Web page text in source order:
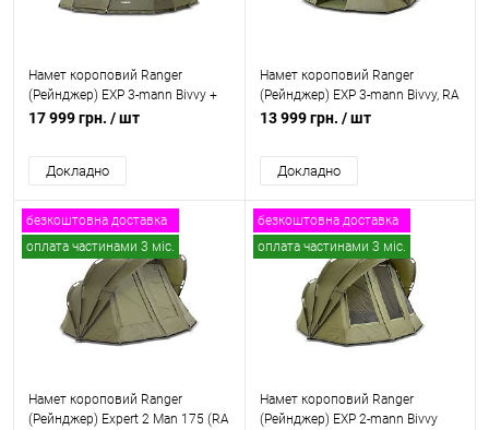
Намет короповий Ranger
(Рейнджер) EXP 3-mann Bivvy +
Зимове покриття для намету,
17 999 грн. / шт
Докладно
Намет короповий Ranger
(Рейнджер) EXP 3-mann Bivvy, RA
6608
13 999 грн. / шт
Докладно
безкоштовна доставка
оплата частинами 3 міс.
Намет короповий Ranger
(Рейнджер) Expert 2 Man 175 (RA
безкоштовна доставка
оплата частинами 3 міс.
Намет короповий Ranger
(Рейнджер) EXP 2-mann Bivvy